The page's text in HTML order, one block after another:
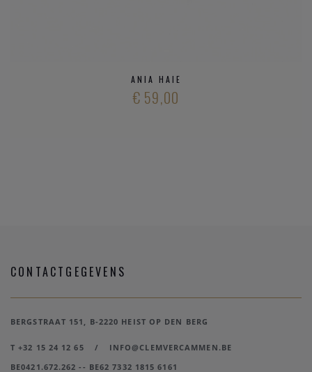
ANIA HAIE
€ 59,00
CONTACTGEGEVENS
BERGSTRAAT 151, B-2220 HEIST OP DEN BERG
T +32 15 24 12 65 /
INFO@CLEMVERCAMMEN.BE
BE0421.672.262 -- BE62 7332 1815 6161